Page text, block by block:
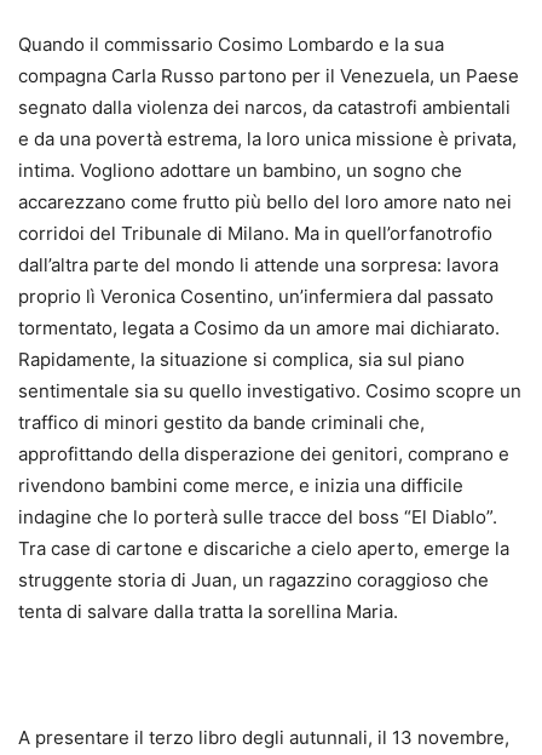
Quando il commissario Cosimo Lombardo e la sua
compagna Carla Russo partono per il Venezuela, un Paese
segnato dalla violenza dei narcos, da catastrofi ambientali
e da una povertà estrema, la loro unica missione è privata,
intima. Vogliono adottare un bambino, un sogno che
accarezzano come frutto più bello del loro amore nato nei
corridoi del Tribunale di Milano. Ma in quell’orfanotrofio
dall’altra parte del mondo li attende una sorpresa: lavora
proprio lì Veronica Cosentino, un’infermiera dal passato
tormentato, legata a Cosimo da un amore mai dichiarato.
Rapidamente, la situazione si complica, sia sul piano
sentimentale sia su quello investigativo. Cosimo scopre un
traffico di minori gestito da bande criminali che,
approfittando della disperazione dei genitori, comprano e
rivendono bambini come merce, e inizia una difficile
indagine che lo porterà sulle tracce del boss “El Diablo”.
Tra case di cartone e discariche a cielo aperto, emerge la
struggente storia di Juan, un ragazzino coraggioso che
tenta di salvare dalla tratta la sorellina Maria.
A presentare il terzo libro degli autunnali, il 13 novembre,